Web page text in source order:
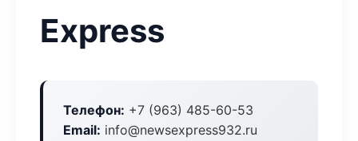
Express
Телефон: +7 (963) 485-60-53
Email: info@newsexpress932.ru